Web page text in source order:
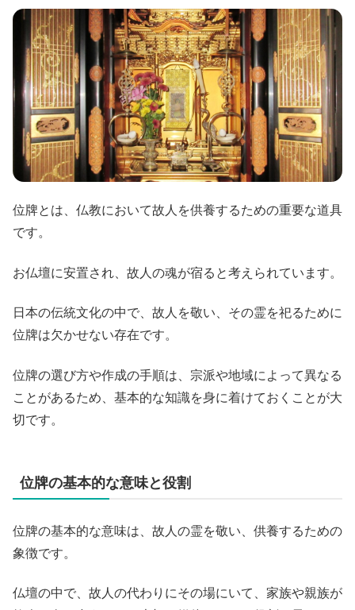
位牌とは、仏教において故人を供養するための重要な道具
です。
お仏壇に安置され、故人の魂が宿ると考えられています。
日本の伝統文化の中で、故人を敬い、その霊を祀るために
位牌は欠かせない存在です。
位牌の選び方や作成の手順は、宗派や地域によって異なる
ことがあるため、基本的な知識を身に着けておくことが大
切です。
位牌の基本的な意味と役割
位牌の基本的な意味は、故人の霊を敬い、供養するための
象徴です。
仏壇の中で、故人の代わりにその場にいて、家族や親族が